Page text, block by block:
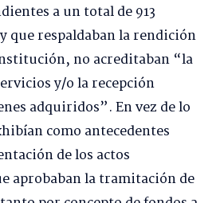
a un total de 913
que respaldaban la rendición
no acreditaban “la
y/o la recepción
adquiridos”. En vez de lo
como antecedentes
de los actos
aprobaban la tramitación de